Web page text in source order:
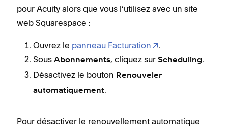
pour Acuity alors que vous l’utilisez avec un site
web Squarespace :
Ouvrez le panneau Facturation
.
Sous Abonnements, cliquez sur Scheduling.
Désactivez le bouton Renouveler
automatiquement.
Pour désactiver le renouvellement automatique